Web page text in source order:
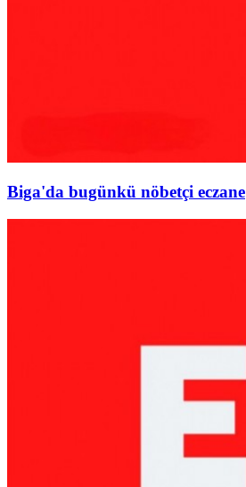
Biga'da bugünkü nöbetçi eczane